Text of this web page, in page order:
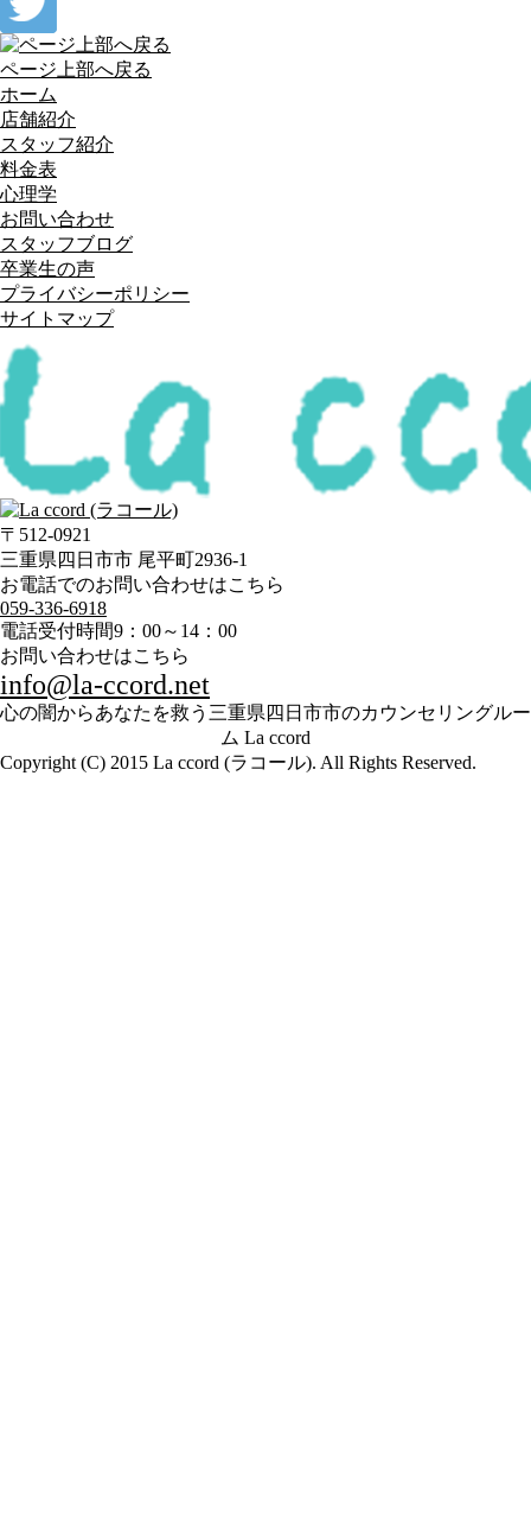
ページ上部へ戻る
ホーム
店舗紹介
スタッフ紹介
料金表
心理学
お問い合わせ
スタッフブログ
卒業生の声
プライバシーポリシー
サイトマップ
〒512-0921
三重県四日市市 尾平町2936-1
お電話でのお問い合わせはこちら
059-336-6918
電話受付時間9：00～14：00
お問い合わせはこちら
info@la-ccord.net
心の闇からあなたを救う三重県四日市市のカウンセリングルー
ム La ccord
Copyright (C) 2015 La ccord (ラコール). All Rights Reserved.